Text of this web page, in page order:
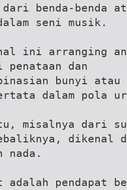
dari benda-benda
seni musik.
hal ini arranging
penataan dan
bunyi
dalam pola
misalnya dari
dikenal
nada.
adalah pendapat